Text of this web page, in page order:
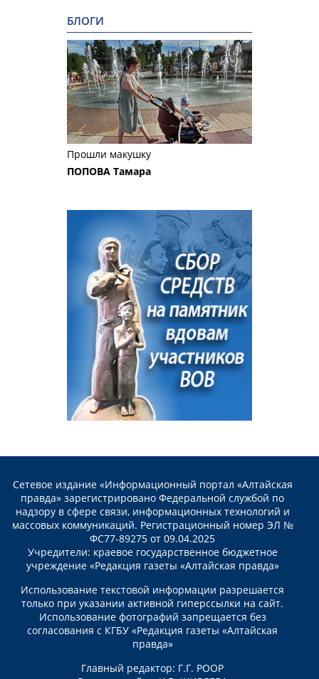
БЛОГИ
Прошли макушку
ПОПОВА Тамара
Сетевое издание «Информационный портал «Алтайская
правда» зарегистрировано Федеральной службой по
надзору в сфере связи, информационных технологий и
массовых коммуникаций. Регистрационный номер ЭЛ №
ФС77-89275 от 09.04.2025
Учредители: краевое государственное бюджетное
учреждение «Редакция газеты «Алтайская правда»
Использование текстовой информации разрешается
только при указании активной гиперссылки на сайт.
Использование фотографий запрещается без
согласования с КГБУ «Редакция газеты «Алтайская
правда»
Главный редактор: Г.Г. РООР